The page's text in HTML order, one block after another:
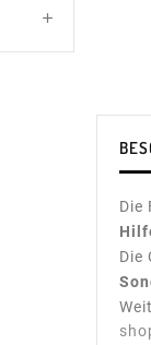

Die
Die